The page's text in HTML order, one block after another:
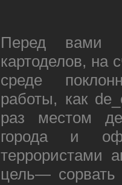
Перед вами
картоделов, на
среде
работы, как
раз местом
города и
террористами
цель—